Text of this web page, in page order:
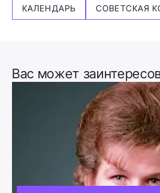
КАЛЕНДАРЬ СОВЕТСКАЯ
Вас может